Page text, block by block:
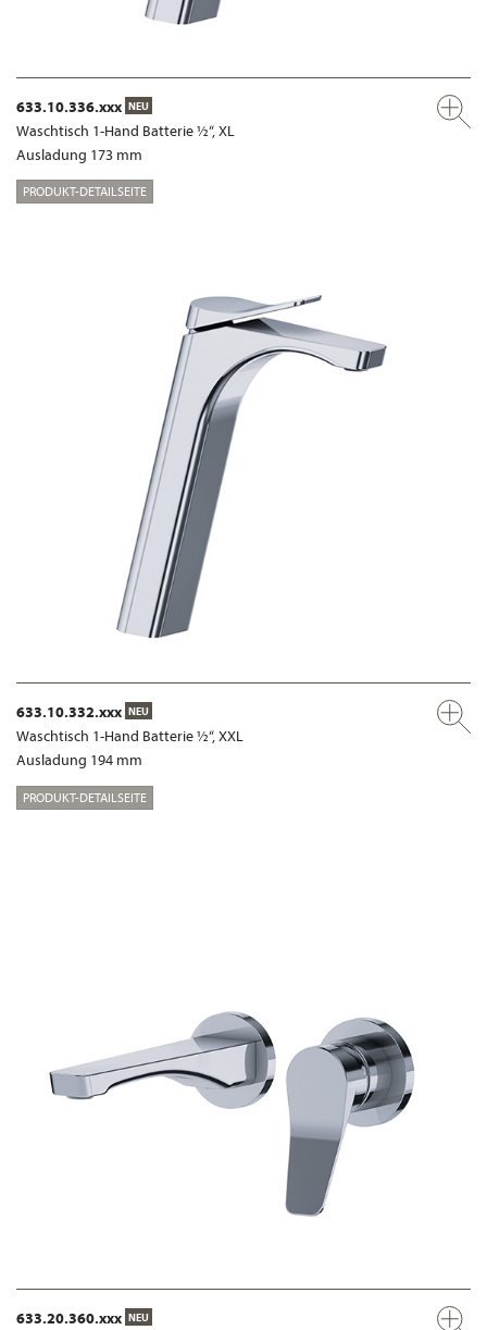
633.10.336.xxx NEU
Waschtisch 1-Hand Batterie ½“, XL
Ausladung 173 mm
PRODUKT-DETAILSEITE
633.10.332.xxx NEU
Waschtisch 1-Hand Batterie ½“, XXL
Ausladung 194 mm
PRODUKT-DETAILSEITE
633.20.360.xxx NEU